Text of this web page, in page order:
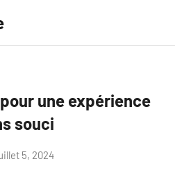
une expérience
souci
5, 2024